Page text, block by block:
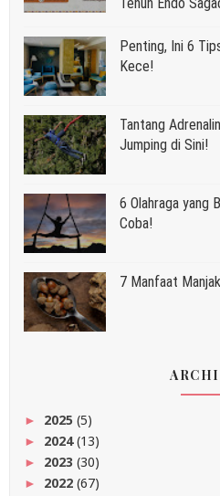
Penting, Ini 6
Kece!
Tantang
Jumping di Sini!
6 Olahraga yang
Coba!
7 Manfaat
► 2025 (5)
► 2024(13)
► 2023 (30)
► 2022 (67)